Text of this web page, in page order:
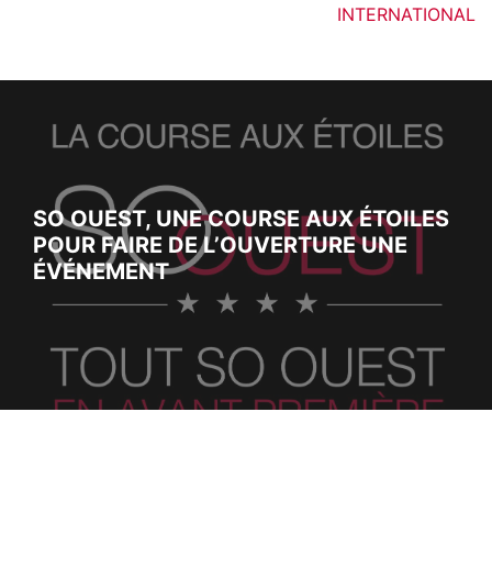
INTERNATIONAL
SO OUEST, UNE COURSE AUX ÉTOILES
POUR FAIRE DE L’OUVERTURE UNE
ÉVÉNEMENT